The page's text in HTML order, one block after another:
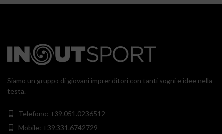
Siamo un gruppo di giovani imprenditori con tanti sogni e idee nella
testa.
Telefono: +39.051.0236512
Mobile: +39.331.6742729